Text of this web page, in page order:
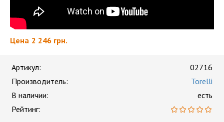
Цена 2 246 грн.
Артикул:
02716
Производитель:
Torelli
В наличии:
есть
Рейтинг: